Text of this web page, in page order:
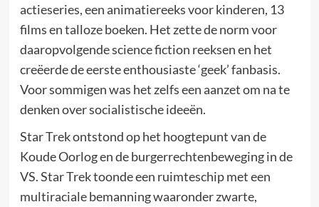
actieseries, een animatiereeks voor kinderen, 13
films en talloze boeken. Het zette de norm voor
daaropvolgende science fiction reeksen en het
creëerde de eerste enthousiaste ‘geek’ fanbasis.
Voor sommigen was het zelfs een aanzet om na te
denken over socialistische ideeën.
Star Trek ontstond op het hoogtepunt van de
Koude Oorlog en de burgerrechtenbeweging in de
VS. Star Trek toonde een ruimteschip met een
multiraciale bemanning waaronder zwarte,